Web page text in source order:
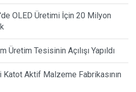
OLED Üretimi İçin 20 Milyon
Üretim Tesisinin Açılışı Yapıldı
Katot Aktif Malzeme Fabrikasının